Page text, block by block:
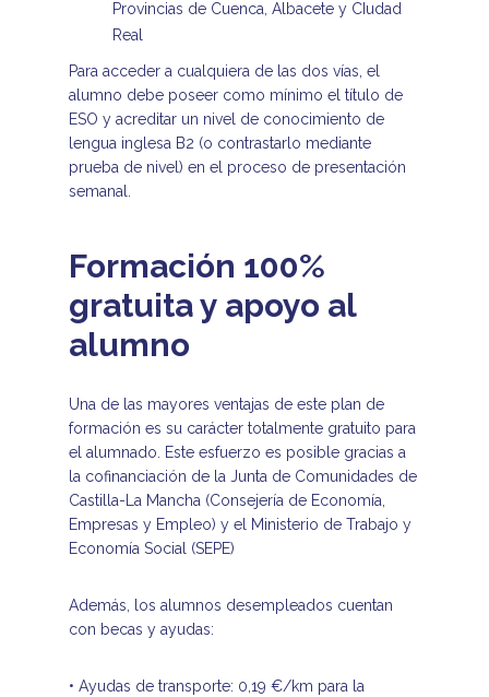
Provincias de Cuenca, Albacete y CIudad
Real
Para acceder a cualquiera de las dos vías, el
alumno debe poseer como mínimo el título de
ESO y acreditar un nivel de conocimiento de
lengua inglesa B2 (o contrastarlo mediante
prueba de nivel) en el proceso de presentación
semanal.
Formación 100%
gratuita y apoyo al
alumno
Una de las mayores ventajas de este plan de
formación es su carácter totalmente gratuito para
el alumnado. Este esfuerzo es posible gracias a
la cofinanciación de la Junta de Comunidades de
Castilla-La Mancha (Consejería de Economía,
Empresas y Empleo) y el Ministerio de Trabajo y
Economía Social (SEPE)
Además, los alumnos desempleados cuentan
con becas y ayudas:
• Ayudas de transporte: 0,19 €/km para la